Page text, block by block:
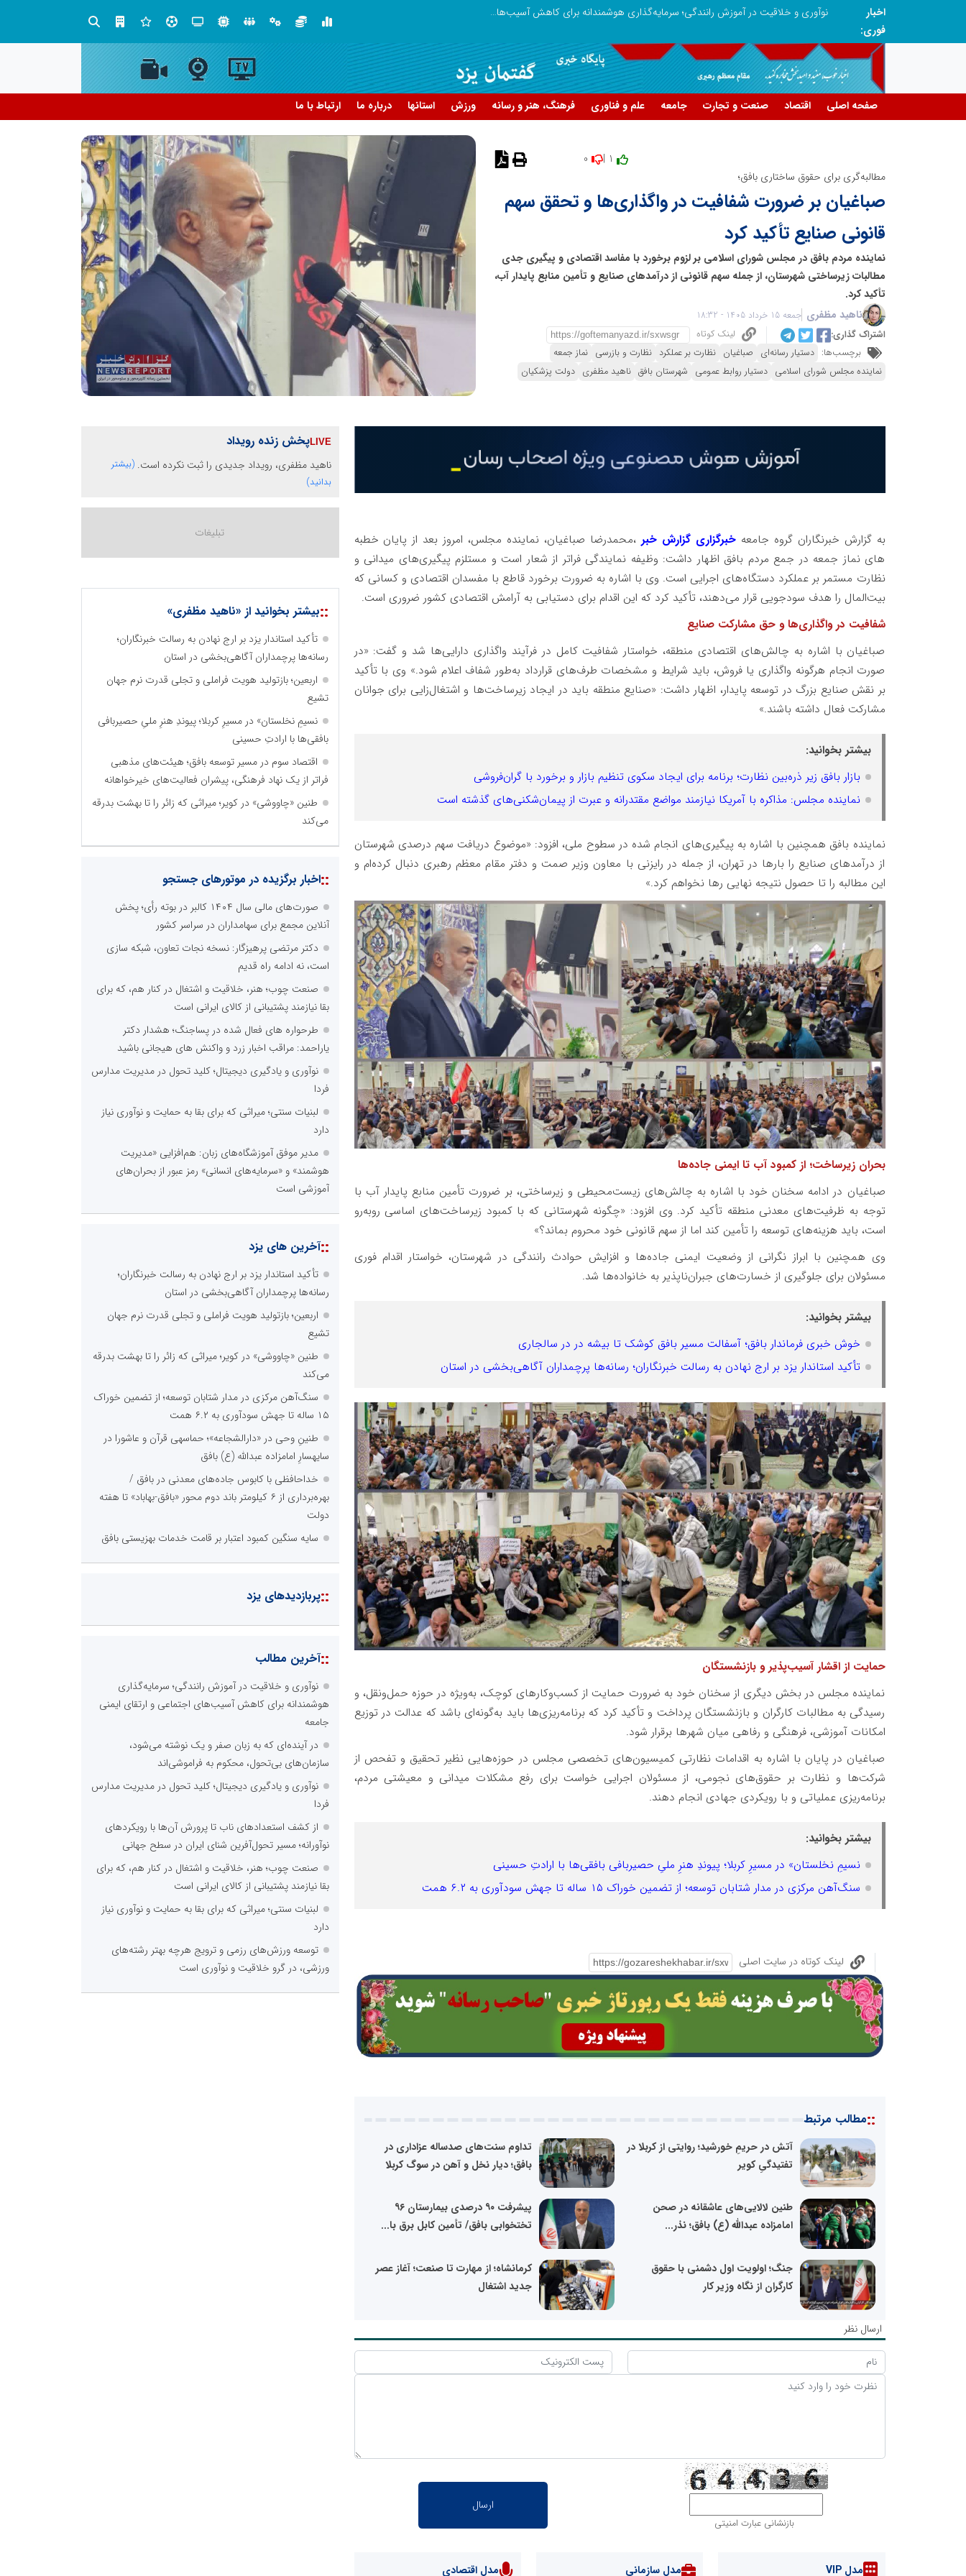
اخبار
فوری:
نوآوری و خلاقیت در آموزش رانندگی؛ سرمایه‌گذاری هوشمندانه برای کاهش آسیب‌های اجتماعی و ارتقای ایمنی جامعه نوآوری و یادگیری دیجیتال؛ کلید تحول در مدیریت مدارس فردا
صفحه اصلی اقتصاد صنعت و تجارت جامعه علم و فناوری فرهنگ، هنر و رسانه ورزش استانها درباره ما ارتباط با ما
مطالبه‌گری برای حقوق ساختاری بافق؛
صباغیان بر ضرورت شفافیت در واگذاری‌ها و تحقق سهم
قانونی صنایع تأکید کرد
نماینده مردم بافق در مجلس شورای اسلامی بر لزوم برخورد با مفاسد اقتصادی و پیگیری جدی
مطالبات زیرساختی شهرستان، از جمله سهم قانونی از درآمدهای صنایع و تأمین منابع پایدار آب،
تأکید کرد.
ناهید مظفری جمعه 15 خرداد 1405 - 18:32
اشتراک گذاری:
لینک کوتاه
برچسب‌ها: دستیار رسانه‌ای صباغیان نظارت بر عملکرد نظارت و بازرسی نماز جمعه
نماینده مجلس شورای اسلامی دستیار روابط عمومی شهرستان بافق ناهید مظفری دولت پزشکیان
به گزارش خبرنگاران گروه جامعه خبرگزاری گزارش خبر ،محمدرضا صباغیان، نماینده مجلس، امروز بعد از پایان خطبه
های نماز جمعه در جمع مردم بافق اظهار داشت: وظیفه نمایندگی فراتر از شعار است و مستلزم پیگیری‌های میدانی و
نظارت مستمر بر عملکرد دستگاه‌های اجرایی است. وی با اشاره به ضرورت برخورد قاطع با مفسدان اقتصادی و کسانی که
بیت‌المال را هدف سودجویی قرار می‌دهند، تأکید کرد که این اقدام برای دستیابی به آرامش اقتصادی کشور ضروری است.
شفافیت در واگذاری‌ها و حق مشارکت صنایع
صباغیان با اشاره به چالش‌های اقتصادی منطقه، خواستار شفافیت کامل در فرآیند واگذاری دارایی‌ها شد و گفت: «در
صورت انجام هرگونه واگذاری یا فروش، باید شرایط و مشخصات طرف‌های قرارداد به‌طور شفاف اعلام شود.» وی با تأکید
بر نقش صنایع بزرگ در توسعه پایدار، اظهار داشت: «صنایع منطقه باید در ایجاد زیرساخت‌ها و اشتغال‌زایی برای جوانان
مشارکت فعال داشته باشند.»
بیشتر بخوانید:
بازار بافق زیر ذره‌بین نظارت؛ برنامه برای ایجاد سکوی تنظیم بازار و برخورد با گران‌فروشی
نماینده مجلس: مذاکره با آمریکا نیازمند مواضع مقتدرانه و عبرت از پیمان‌شکنی‌های گذشته است
نماینده بافق همچنین با اشاره به پیگیری‌های انجام شده در سطوح ملی، افزود: «موضوع دریافت سهم درصدی شهرستان
از درآمدهای صنایع را بارها در تهران، از جمله در رایزنی با معاون وزیر صمت و دفتر مقام معظم رهبری دنبال کرده‌ام و
این مطالبه را تا حصول نتیجه نهایی رها نخواهم کرد.»
بحران زیرساخت؛ از کمبود آب تا ایمنی جاده‌ها
صباغیان در ادامه سخنان خود با اشاره به چالش‌های زیست‌محیطی و زیرساختی، بر ضرورت تأمین منابع پایدار آب با
توجه به ظرفیت‌های معدنی منطقه تأکید کرد. وی افزود: «چگونه شهرستانی که با کمبود زیرساخت‌های اساسی روبه‌رو
است، باید هزینه‌های توسعه را تأمین کند اما از سهم قانونی خود محروم بماند؟»
وی همچنین با ابراز نگرانی از وضعیت ایمنی جاده‌ها و افزایش حوادث رانندگی در شهرستان، خواستار اقدام فوری
مسئولان برای جلوگیری از خسارت‌های جبران‌ناپذیر به خانواده‌ها شد.
بیشتر بخوانید:
خوش خبری فرماندار بافق؛ آسفالت مسیر بافق کوشک تا بیشه در در سالجاری
تأکید استاندار یزد بر ارج نهادن به رسالت خبرنگاران؛ رسانه‌ها پرچمداران آگاهی‌بخشی در استان
حمایت از اقشار آسیب‌پذیر و بازنشستگان
نماینده مجلس در بخش دیگری از سخنان خود به ضرورت حمایت از کسب‌وکارهای کوچک، به‌ویژه در حوزه حمل‌ونقل، و
رسیدگی به مطالبات کارگران و بازنشستگان پرداخت و تأکید کرد که برنامه‌ریزی‌ها باید به‌گونه‌ای باشد که عدالت در توزیع
امکانات آموزشی، فرهنگی و رفاهی میان شهرها برقرار شود.
صباغیان در پایان با اشاره به اقدامات نظارتی کمیسیون‌های تخصصی مجلس در حوزه‌هایی نظیر تحقیق و تفحص از
شرکت‌ها و نظارت بر حقوق‌های نجومی، از مسئولان اجرایی خواست برای رفع مشکلات میدانی و معیشتی مردم،
برنامه‌ریزی عملیاتی و با رویکردی جهادی انجام دهند.
بیشتر بخوانید:
نسیمِ نخلستان» در مسیرِ کربلا؛ پیوندِ هنرِ ملیِ حصیربافی بافقی‌ها با ارادتِ حسینی
سنگ‌آهن مرکزی در مدار شتابان توسعه؛ از تضمین خوراک ۱۵ ساله تا جهش سودآوری به ۶.۲ همت
لینک کوتاه در سایت اصلی
::مطالب مرتبط
آتش در حریمِ خورشید؛ روایتی از کربلا در
تفتیدگیِ کویر
تداوم سنت‌های صدساله عزاداری در
بافق؛ دیار نخل و آهن در سوگ کربلا
طنین لالایی‌های عاشقانه در صحن
امامزاده عبدالله (ع) بافق؛ نذر...
پیشرفت ۹۰ درصدی بیمارستان ۹۶
تختخوابی بافق/ تأمین کابل برق با...
جنگ؛ اولویت اول دشمنی با حقوق
کارگران از نگاه وزیر کار
کرمانشاه؛ از مهارت تا صنعت؛ آغاز عصر
جدید اشتغال
ارسال نظر
بازنشانی عبارت امنیتی
مدل VIP مدل سازمانی مدل اقتصادی
پخش زنده رویداد
ناهید مظفری، رویداد جدیدی را ثبت نکرده است. (بیشتر
بدانید)
::بیشتر بخوانید از «ناهید مظفری»
تأکید استاندار یزد بر ارج نهادن به رسالت خبرنگاران؛
رسانه‌ها پرچمداران آگاهی‌بخشی در استان
اربعین؛ بازتولید هویت فراملی و تجلی قدرت نرم جهان
تشیع
نسیمِ نخلستان» در مسیرِ کربلا؛ پیوندِ هنرِ ملیِ حصیربافی
بافقی‌ها با ارادتِ حسینی
اقتصاد سوم در مسیر توسعه بافق؛ هیئت‌های مذهبی
فراتر از یک نهاد فرهنگی، پیشران فعالیت‌های خیرخواهانه
طنین «چاووشی» در کویر؛ میراثی که زائر را تا بهشت بدرقه
می‌کند
::اخبار برگزیده در موتورهای جستجو
صورت‌های مالی سال ۱۴۰۴ کالبر در بوته رأی؛ پخش
آنلاین مجمع برای سهامداران در سراسر کشور
دکتر مرتضی پرهیزگار: نسخه نجات تعاون، شبکه سازی
است، نه ادامه راه قدیم
صنعت چوب؛ هنر، خلاقیت و اشتغال در کنار هم، که برای
بقا نیازمند پشتیبانی از کالای ایرانی است
طرحواره های فعال شده در پساجنگ؛ هشدار دکتر
یاراحمد: مراقب اخبار زرد و واکنش های هیجانی باشید
نوآوری و یادگیری دیجیتال؛ کلید تحول در مدیریت مدارس
فردا
لبنیات سنتی؛ میراثی که برای بقا به حمایت و نوآوری نیاز
دارد
مدیر موفق آموزشگاه‌های زبان: هم‌افزایی «مدیریت
هوشمند» و «سرمایه‌های انسانی» رمز عبور از بحران‌های
آموزشی است
::آخرین های یزد
تأکید استاندار یزد بر ارج نهادن به رسالت خبرنگاران؛
رسانه‌ها پرچمداران آگاهی‌بخشی در استان
اربعین؛ بازتولید هویت فراملی و تجلی قدرت نرم جهان
تشیع
طنین «چاووشی» در کویر؛ میراثی که زائر را تا بهشت بدرقه
می‌کند
سنگ‌آهن مرکزی در مدار شتابان توسعه؛ از تضمین خوراک
۱۵ ساله تا جهش سودآوری به ۶.۲ همت
طنینِ وحی در «دارالشجاعه»؛ حماسهی قرآن و عاشورا در
سایهسارِ امامزاده عبدالله (ع) بافق
خداحافظی با کابوس جاده‌های معدنی در بافق /
بهره‌برداری از ۶ کیلومتر باند دوم محور «بافق-بهاباد» تا هفته
دولت
سایه سنگین کمبود اعتبار بر قامت خدمات بهزیستی بافق
::پربازدیدهای یزد
::آخرین مطالب
نوآوری و خلاقیت در آموزش رانندگی؛ سرمایه‌گذاری
هوشمندانه برای کاهش آسیب‌های اجتماعی و ارتقای ایمنی
جامعه
در آینده‌ای که به زبان صفر و یک نوشته می‌شود،
سازمان‌های بی‌تحول، محکوم به فراموشی‌اند
نوآوری و یادگیری دیجیتال؛ کلید تحول در مدیریت مدارس
فردا
از کشف استعدادهای ناب تا پرورش آن‌ها با رویکردهای
نوآورانه؛ مسیر تحول‌آفرین شنای ایران در سطح جهانی
صنعت چوب؛ هنر، خلاقیت و اشتغال در کنار هم، که برای
بقا نیازمند پشتیبانی از کالای ایرانی است
لبنیات سنتی؛ میراثی که برای بقا به حمایت و نوآوری نیاز
دارد
توسعه ورزش‌های رزمی و ترویج هرچه بهتر رشته‌های
ورزشی، در گرو خلاقیت و نوآوری است